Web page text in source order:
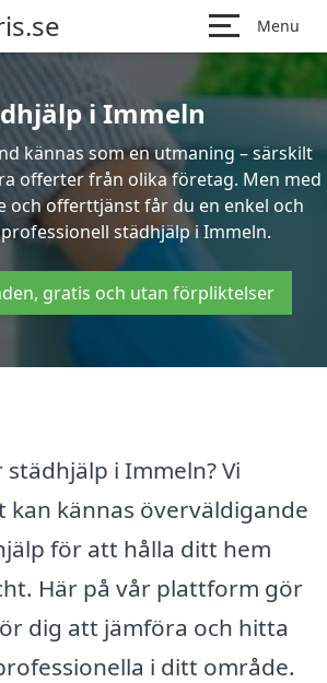
Menu
i Immeln
kännas som en utmaning – särskilt
offerter från olika företag. Men med
och offerttjänst får du en enkel och
städhjälp i Immeln.
gratis och utan förpliktelser
i Immeln? Vi
kännas överväldigande
för att hålla ditt hem
Här på vår plattform gör
dig att jämföra och hitta
i ditt område.